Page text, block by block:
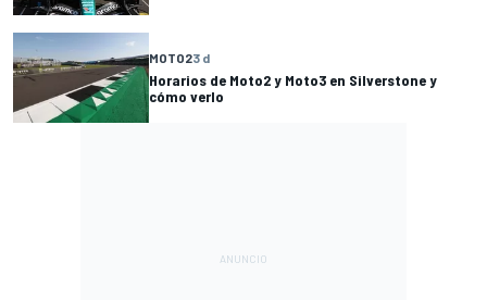
MOTO23 d
Horarios de Moto2 y Moto3 en Silverstone y
cómo verlo